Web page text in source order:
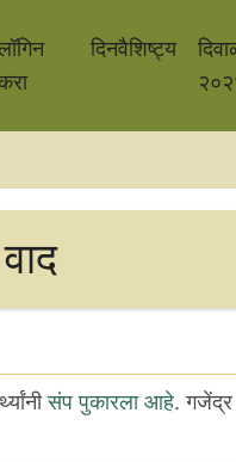
दिनवैशिष्ट्य
संप पुकारला आहे. गजेंद्र